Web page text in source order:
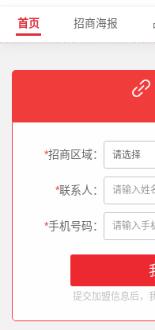
首页 招商海报
*招商区域：
*联系人：
*手机号码：
提交加盟信息后，